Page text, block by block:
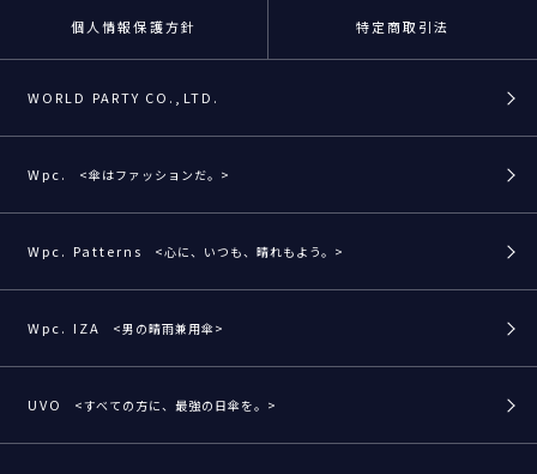
個人情報保護方針 特定商取引法
WORLD PARTY CO.,LTD.
Wpc. <傘はファッションだ。>
Wpc. Patterns <心に、いつも、晴れもよう。>
Wpc. IZA <男の晴雨兼用傘>
UVO <すべての方に、最強の日傘を。>